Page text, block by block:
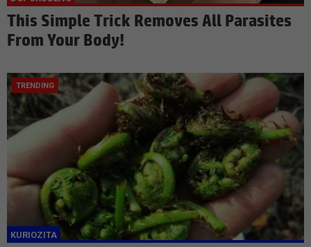
This Simple Trick Removes All Parasites
From Your Body!